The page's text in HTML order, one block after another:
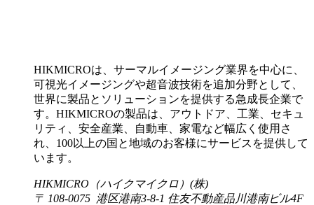
HIKMICROは、サーマルイメージング業界を中心に、
可視光イメージングや超音波技術を追加分野として、
世界に製品とソリューションを提供する急成長企業で
す。HIKMICROの製品は、アウトドア、工業、セキュ
リティ、安全産業、自動車、家電など幅広く使用さ
れ、100以上の国と地域のお客様にサービスを提供して
います。
HIKMICRO（ハイクマイクロ）(株)
〒 108-0075 港区港南3-8-1 住友不動産品川港南ビル4F